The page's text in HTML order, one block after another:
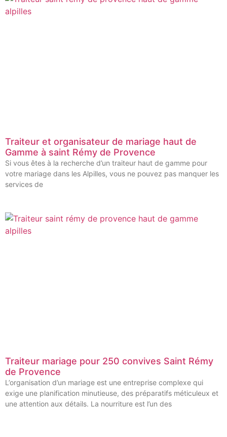
Traiteur et organisateur de mariage haut de
Gamme à saint Rémy de Provence
Si vous êtes à la recherche d’un traiteur haut de gamme pour
votre mariage dans les Alpilles, vous ne pouvez pas manquer les
services de
Traiteur mariage pour 250 convives Saint Rémy
de Provence
L’organisation d’un mariage est une entreprise complexe qui
exige une planification minutieuse, des préparatifs méticuleux et
une attention aux détails. La nourriture est l’un des